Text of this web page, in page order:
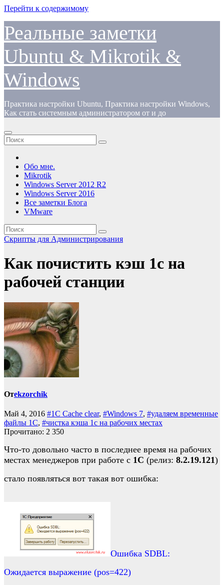
Перейти к содержимому
Реальные заметки
Ubuntu & Mikrotik &
Windows
Практика настройки Ubuntu, Практика настройки Windows,
Как стать системным администратором от и до
Обо мне.
Mikrotik
Windows Server 2012 R2
Windows Server 2016
Все заметки Блога
VMware
Скрипты для Администрирования
Как почистить кэш 1с на
рабочей станции
Отekzorchik
Май 4, 2016 #1C Cache clear, #Windows 7, #удаляем временные
файлы 1С, #чистка кэша 1с на рабочих местах
Прочитано: 2 350
Что-то довольно часто в последнее время на рабочих
местах менеджеров при работе с 1С (релиз: 8.2.19.121)
стало появляться вот такая вот ошибка:
Ошибка SDBL:
Ожидается выражение (pos=422)